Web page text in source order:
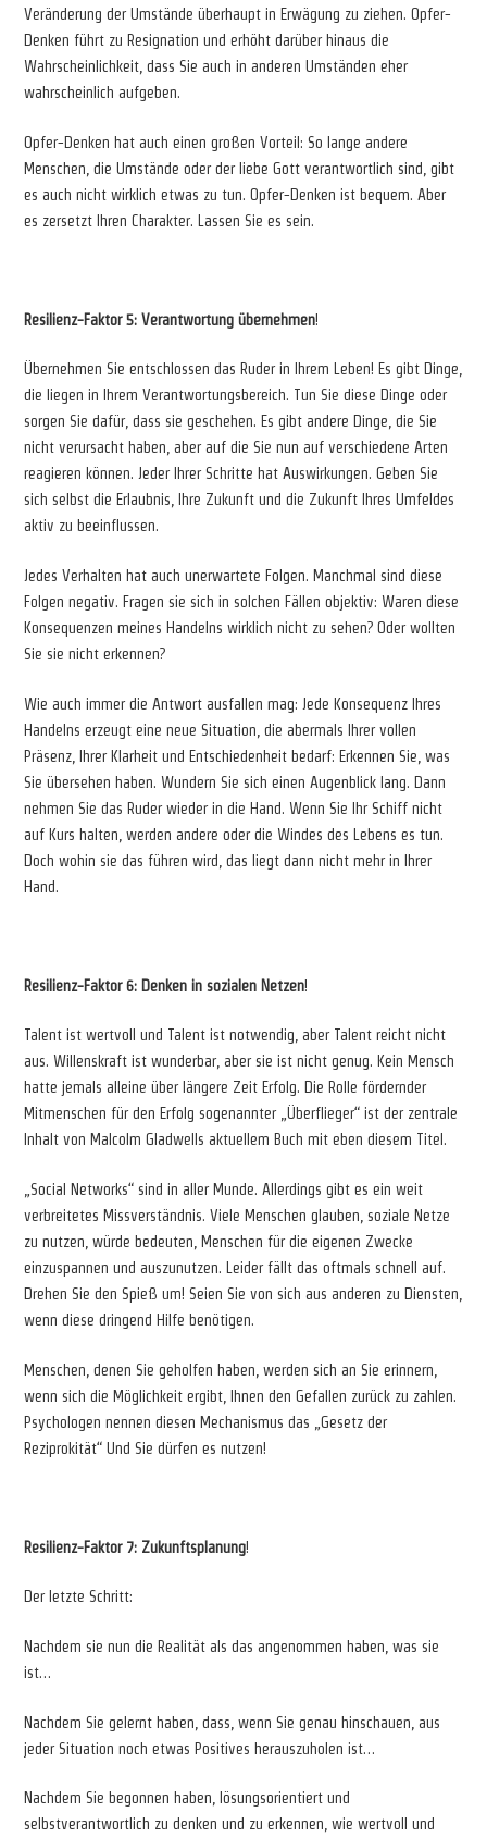
Veränderung der Umstände überhaupt in Erwägung zu ziehen. Opfer-
Denken führt zu Resignation und erhöht darüber hinaus die
Wahrscheinlichkeit, dass Sie auch in anderen Umständen eher
wahrscheinlich aufgeben.
Opfer-Denken hat auch einen großen Vorteil: So lange andere
Menschen, die Umstände oder der liebe Gott verantwortlich sind, gibt
es auch nicht wirklich etwas zu tun. Opfer-Denken ist bequem. Aber
es zersetzt Ihren Charakter. Lassen Sie es sein.
Resilienz-Faktor 5: Verantwortung übernehmen!
Übernehmen Sie entschlossen das Ruder in Ihrem Leben! Es gibt Dinge,
die liegen in Ihrem Verantwortungsbereich. Tun Sie diese Dinge oder
sorgen Sie dafür, dass sie geschehen. Es gibt andere Dinge, die Sie
nicht verursacht haben, aber auf die Sie nun auf verschiedene Arten
reagieren können. Jeder Ihrer Schritte hat Auswirkungen. Geben Sie
sich selbst die Erlaubnis, Ihre Zukunft und die Zukunft Ihres Umfeldes
aktiv zu beeinflussen.
Jedes Verhalten hat auch unerwartete Folgen. Manchmal sind diese
Folgen negativ. Fragen sie sich in solchen Fällen objektiv: Waren diese
Konsequenzen meines Handelns wirklich nicht zu sehen? Oder wollten
Sie sie nicht erkennen?
Wie auch immer die Antwort ausfallen mag: Jede Konsequenz Ihres
Handelns erzeugt eine neue Situation, die abermals Ihrer vollen
Präsenz, Ihrer Klarheit und Entschiedenheit bedarf: Erkennen Sie, was
Sie übersehen haben. Wundern Sie sich einen Augenblick lang. Dann
nehmen Sie das Ruder wieder in die Hand. Wenn Sie Ihr Schiff nicht
auf Kurs halten, werden andere oder die Windes des Lebens es tun.
Doch wohin sie das führen wird, das liegt dann nicht mehr in Ihrer
Hand.
Resilienz-Faktor 6: Denken in sozialen Netzen!
Talent ist wertvoll und Talent ist notwendig, aber Talent reicht nicht
aus. Willenskraft ist wunderbar, aber sie ist nicht genug. Kein Mensch
hatte jemals alleine über längere Zeit Erfolg. Die Rolle fördernder
Mitmenschen für den Erfolg sogenannter „Überflieger“ ist der zentrale
Inhalt von Malcolm Gladwells aktuellem Buch mit eben diesem Titel.
„Social Networks“ sind in aller Munde. Allerdings gibt es ein weit
verbreitetes Missverständnis. Viele Menschen glauben, soziale Netze
zu nutzen, würde bedeuten, Menschen für die eigenen Zwecke
einzuspannen und auszunutzen. Leider fällt das oftmals schnell auf.
Drehen Sie den Spieß um! Seien Sie von sich aus anderen zu Diensten,
wenn diese dringend Hilfe benötigen.
Menschen, denen Sie geholfen haben, werden sich an Sie erinnern,
wenn sich die Möglichkeit ergibt, Ihnen den Gefallen zurück zu zahlen.
Psychologen nennen diesen Mechanismus das „Gesetz der
Reziprokität“ Und Sie dürfen es nutzen!
Resilienz-Faktor 7: Zukunftsplanung!
Der letzte Schritt:
Nachdem sie nun die Realität als das angenommen haben, was sie
ist…
Nachdem Sie gelernt haben, dass, wenn Sie genau hinschauen, aus
jeder Situation noch etwas Positives herauszuholen ist…
Nachdem Sie begonnen haben, lösungsorientiert und
selbstverantwortlich zu denken und zu erkennen, wie wertvoll und